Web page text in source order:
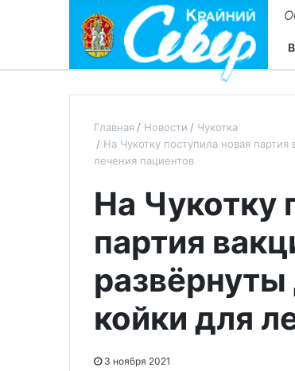
Главная Новости
Чукотка
На Чукотку поступила новая
лечения пациентов
На Чукотку
партия
койки для
3 ноября 2021